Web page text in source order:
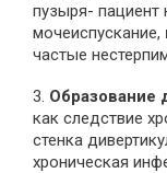
пузыря- пациент
мочеиспускание,
частые
3. Образование
как следствие
стенка
хроническая